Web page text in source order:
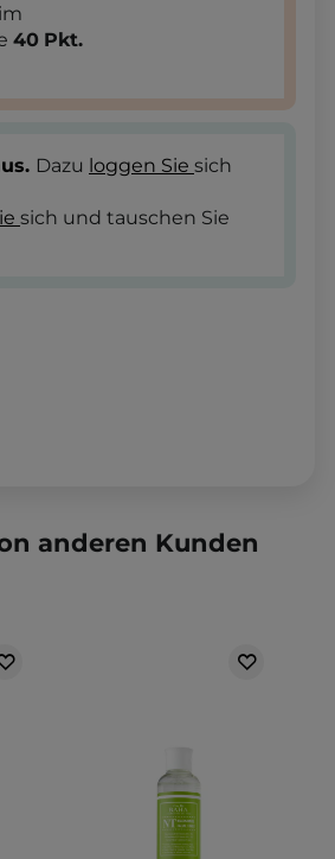
40 Pkt.
Dazu loggen Sie sich
sich und tauschen Sie
anderen Kunden